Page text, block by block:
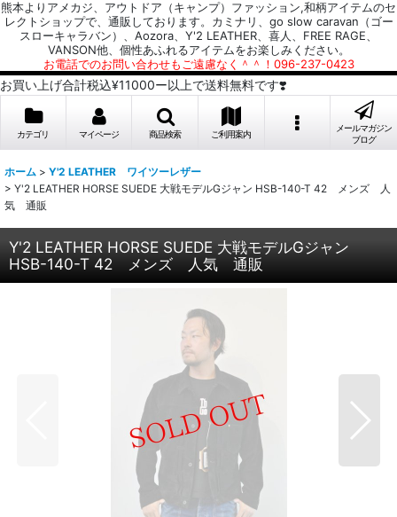
熊本よりアメカジ、アウトドア（キャンプ）ファッション,和柄アイテムのセ
レクトショップで、通販しております。カミナリ、go slow caravan（ゴー
スローキャラバン）、Aozora、Y'2 LEATHER、喜人、FREE RAGE、
VANSON他、個性あふれるアイテムをお楽しみください。
お電話でのお問い合わせもご遠慮なく＾＾！096-237-0423
お買い上げ合計税込¥11000ー以上で送料無料です❣️
カテゴリ マイページ 商品検索 ご利用案内
メールマガジン
ブログ
ホーム > Y'2 LEATHER ワイツーレザー
> Y'2 LEATHER HORSE SUEDE 大戦モデルGジャン HSB-140-T 42 メンズ 人
気 通販
Y'2 LEATHER HORSE SUEDE 大戦モデルGジャン
HSB-140-T 42 メンズ 人気 通販